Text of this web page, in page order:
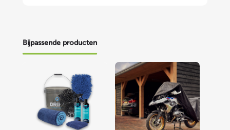
Bijpassende producten
Motorwaspakket
Lees
meer
over
ALFA
motorhoes